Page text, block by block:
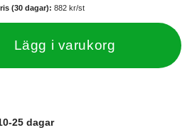
(30 dagar): 882 kr/st
Lägg i varukorg
25 dagar